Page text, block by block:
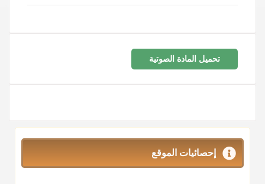
تحميل المادة الصوتية
إحصائيات الموقع